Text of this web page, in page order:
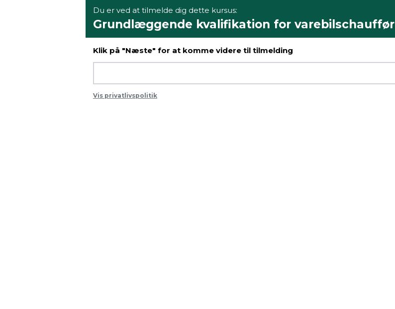
Du er ved at tilmelde dig dette kursus:
Grundlæggende kvalifikation for varebilschauffør
Klik på "Næste" for at komme videre til tilmelding
Vis privatlivspolitik